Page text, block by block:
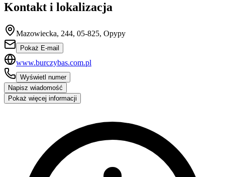
Kontakt i lokalizacja
Mazowiecka, 244, 05-825, Opypy
Pokaż E-mail
www.burczybas.com.pl
Wyświetl numer
Napisz wiadomość
Pokaż więcej informacji